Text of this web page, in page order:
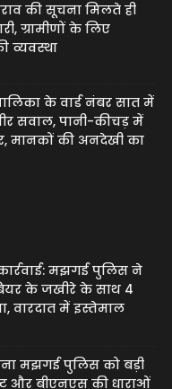
की सूचना मिलते ही
ग्रामीणों के लिए
व्यवस्था
के वार्ड नंबर सात में
सवाल, पानी-कीचड़ में
मानकों की अनदेखी का
मझगई पुलिस ने
के जखीरे के साथ 4
वारदात में इस्तेमाल
मझगई पुलिस को बड़ी
और बीएनएस की धाराओं